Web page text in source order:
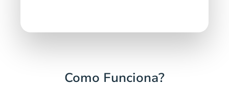
Como Funciona?